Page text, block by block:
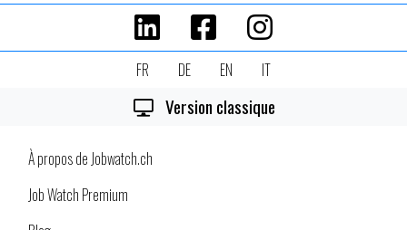
FR DE EN IT
Version classique
À propos de Jobwatch.ch
Job Watch Premium